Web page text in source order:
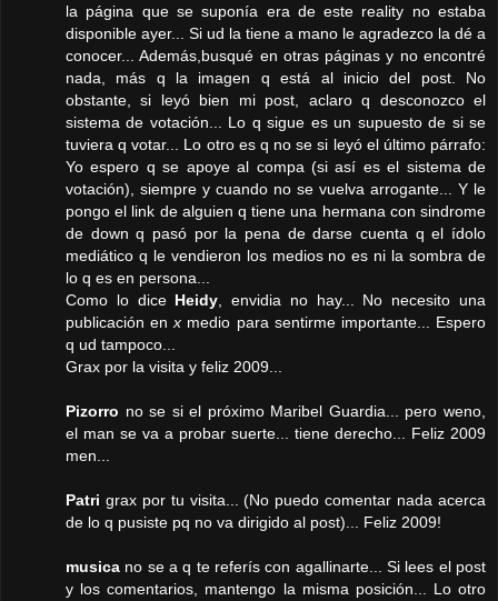
la página que se suponía era de este reality no estaba
disponible ayer... Si ud la tiene a mano le agradezco la dé a
conocer... Además,busqué en otras páginas y no encontré
nada, más q la imagen q está al inicio del post. No
obstante, si leyó bien mi post, aclaro q desconozco el
sistema de votación... Lo q sigue es un supuesto de si se
tuviera q votar... Lo otro es q no se si leyó el último párrafo:
Yo espero q se apoye al compa (si así es el sistema de
votación), siempre y cuando no se vuelva arrogante... Y le
pongo el link de alguien q tiene una hermana con sindrome
de down q pasó por la pena de darse cuenta q el ídolo
mediático q le vendieron los medios no es ni la sombra de
lo q es en persona...
Como lo dice Heidy, envidia no hay... No necesito una
publicación enx medio para sentirme importante... Espero
q ud tampoco...
Grax por la visita y feliz 2009...
Pizorro no se si el próximo Maribel Guardia... pero weno,
el man se va a probar suerte... tiene derecho... Feliz 2009
men...
Patri grax por tu visita... (No puedo comentar nada acerca
de lo q pusiste pq no va dirigido al post)... Feliz 2009!
musica no se a q te referís con agallinarte... Si lees el post
y los comentarios, mantengo la misma posición... Lo otro